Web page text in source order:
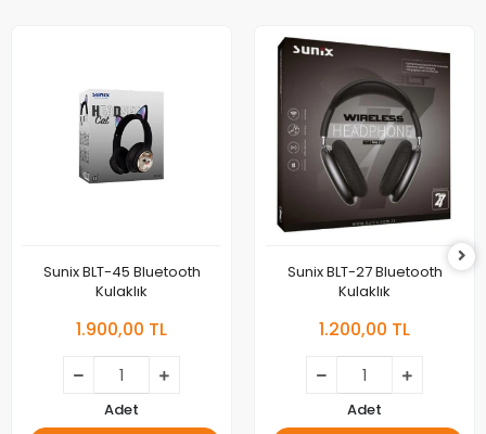
Sunix BLT-45 Bluetooth
Kulaklık
1.900,00 TL
Adet
Sunix BLT-27 Bluetooth
Kulaklık
1.200,00 TL
Adet